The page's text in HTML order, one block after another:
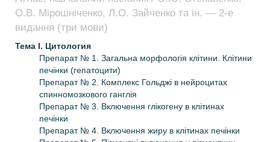
О.В. Мірошніченко, Л.О. Зайченко та ін. — 2-е
видання (три мови)
Тема I. Цитология
Препарат № 1. Загальна морфологія клітини. Клітини
печінки (гепатоцити)
Препарат № 2. Комплекс Гольджі в нейроцитах
спинномозкового ганглія
Препарат № 3. Включення глікогену в клітинах
печінки
Препарат № 4. Включення жиру в клітинах печінки